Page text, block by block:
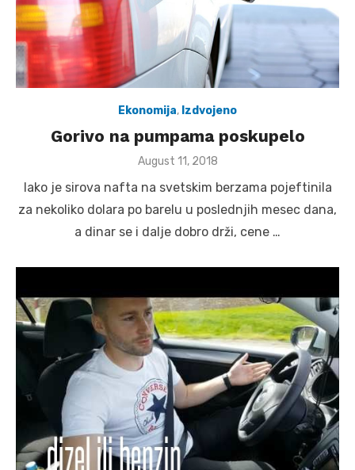
Ekonomija, Izdvojeno
Gorivo na pumpama poskupelo
Posted
August 11, 2018
Iako je sirova nafta na svetskim berzama pojeftinila
za nekoliko dolara po barelu u poslednjih mesec dana,
a dinar se i dalje dobro drži, cene …